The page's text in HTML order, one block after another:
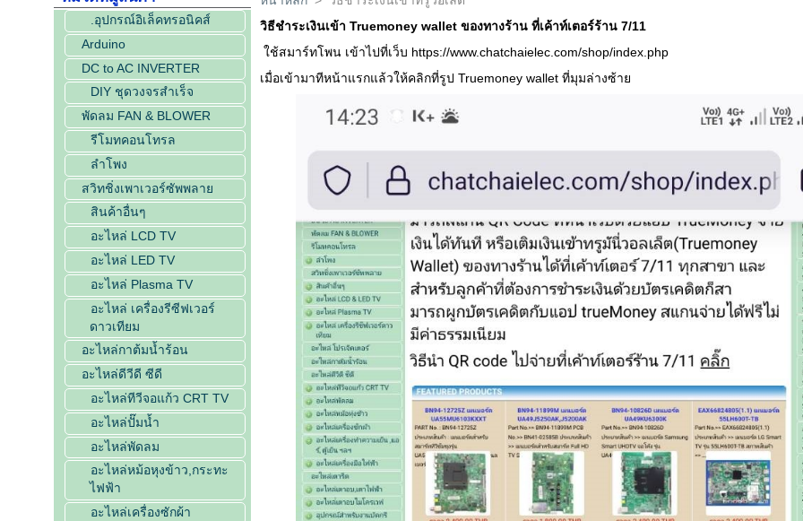
.อุปกรณ์อิเล็คทรอนิคส์
Arduino
DC to AC INVERTER
DIY ชุดวงจรสำเร็จ
พัดลม FAN & BLOWER
รีโมทคอนโทรล
ลำโพง
สวิทชิ่งเพาเวอร์ซัพพลาย
สินค้าอื่นๆ
อะไหล่ LCD TV
อะไหล่ LED TV
อะไหล่ Plasma TV
อะไหล่ เครื่องรีซีฟเวอร์
ดาวเทียม
อะไหล่กาต้มน้ำร้อน
อะไหล่ดีวีดี ซีดี
อะไหล่ทีวีจอแก้ว CRT TV
อะไหล่ปั๊มน้ำ
อะไหล่พัดลม
อะไหล่หม้อหุงข้าว,กระทะ
ไฟฟ้า
อะไหล่เครื่องซักผ้า
วิธีชำระเงินเข้า Truemoney wallet ของทางร้าน ที่เค้าท์เตอร์ร้าน 7/11
ใช้สมาร์ทโพน เข้าไปที่เว็บ https://www.chatchaielec.com/shop/index.php
เมื่อเข้ามาทีหน้าแรกแล้วให้คลิกที่รูป Truemoney wallet ที่มุมล่างซ้าย